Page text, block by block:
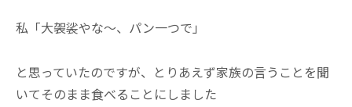
私「大袈裟やな〜、パン一つで」
と思っていたのですが、とりあえず家族の言うことを聞
いてそのまま食べることにしました